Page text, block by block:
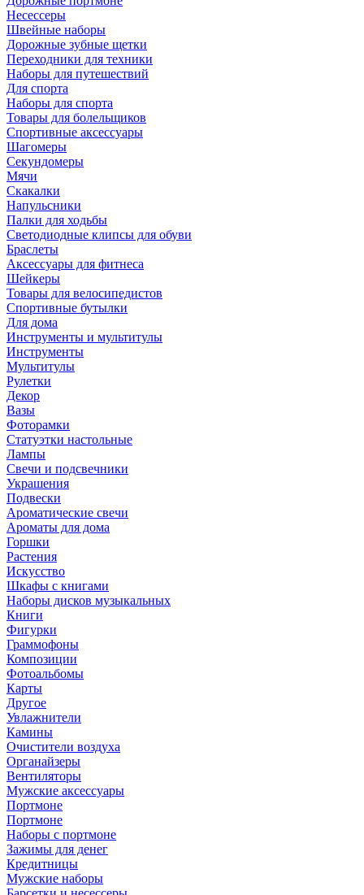
Несессеры
Швейные наборы
Дорожные зубные щетки
Переходники для техники
Наборы для путешествий
Для спорта
Наборы для спорта
Товары для болельщиков
Спортивные аксессуары
Шагомеры
Секундомеры
Мячи
Скакалки
Напульсники
Палки для ходьбы
Светодиодные клипсы для обуви
Браслеты
Аксессуары для фитнеса
Шейкеры
Товары для велосипедистов
Спортивные бутылки
Для дома
Инструменты и мультитулы
Инструменты
Мультитулы
Рулетки
Декор
Вазы
Фоторамки
Статуэтки настольные
Лампы
Свечи и подсвечники
Украшения
Подвески
Ароматические свечи
Ароматы для дома
Горшки
Растения
Искусство
Шкафы с книгами
Наборы дисков музыкальных
Книги
Фигурки
Граммофоны
Композиции
Фотоальбомы
Карты
Другое
Увлажнители
Камины
Очистители воздуха
Органайзеры
Вентиляторы
Мужские аксессуары
Портмоне
Портмоне
Наборы с портмоне
Зажимы для денег
Кредитницы
Мужские наборы